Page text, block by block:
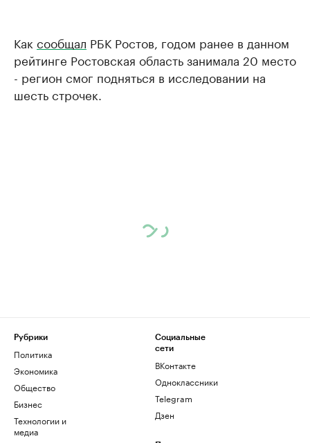
Как сообщал РБК Ростов, годом ранее в данном
рейтинге Ростовская область занимала 20 место
- регион смог подняться в исследовании на
шесть строчек.
Рубрики
Политика
Экономика
Общество
Бизнес
Технологии и
медиа
Социальные
сети
ВКонтакте
Одноклассники
Telegram
Дзен